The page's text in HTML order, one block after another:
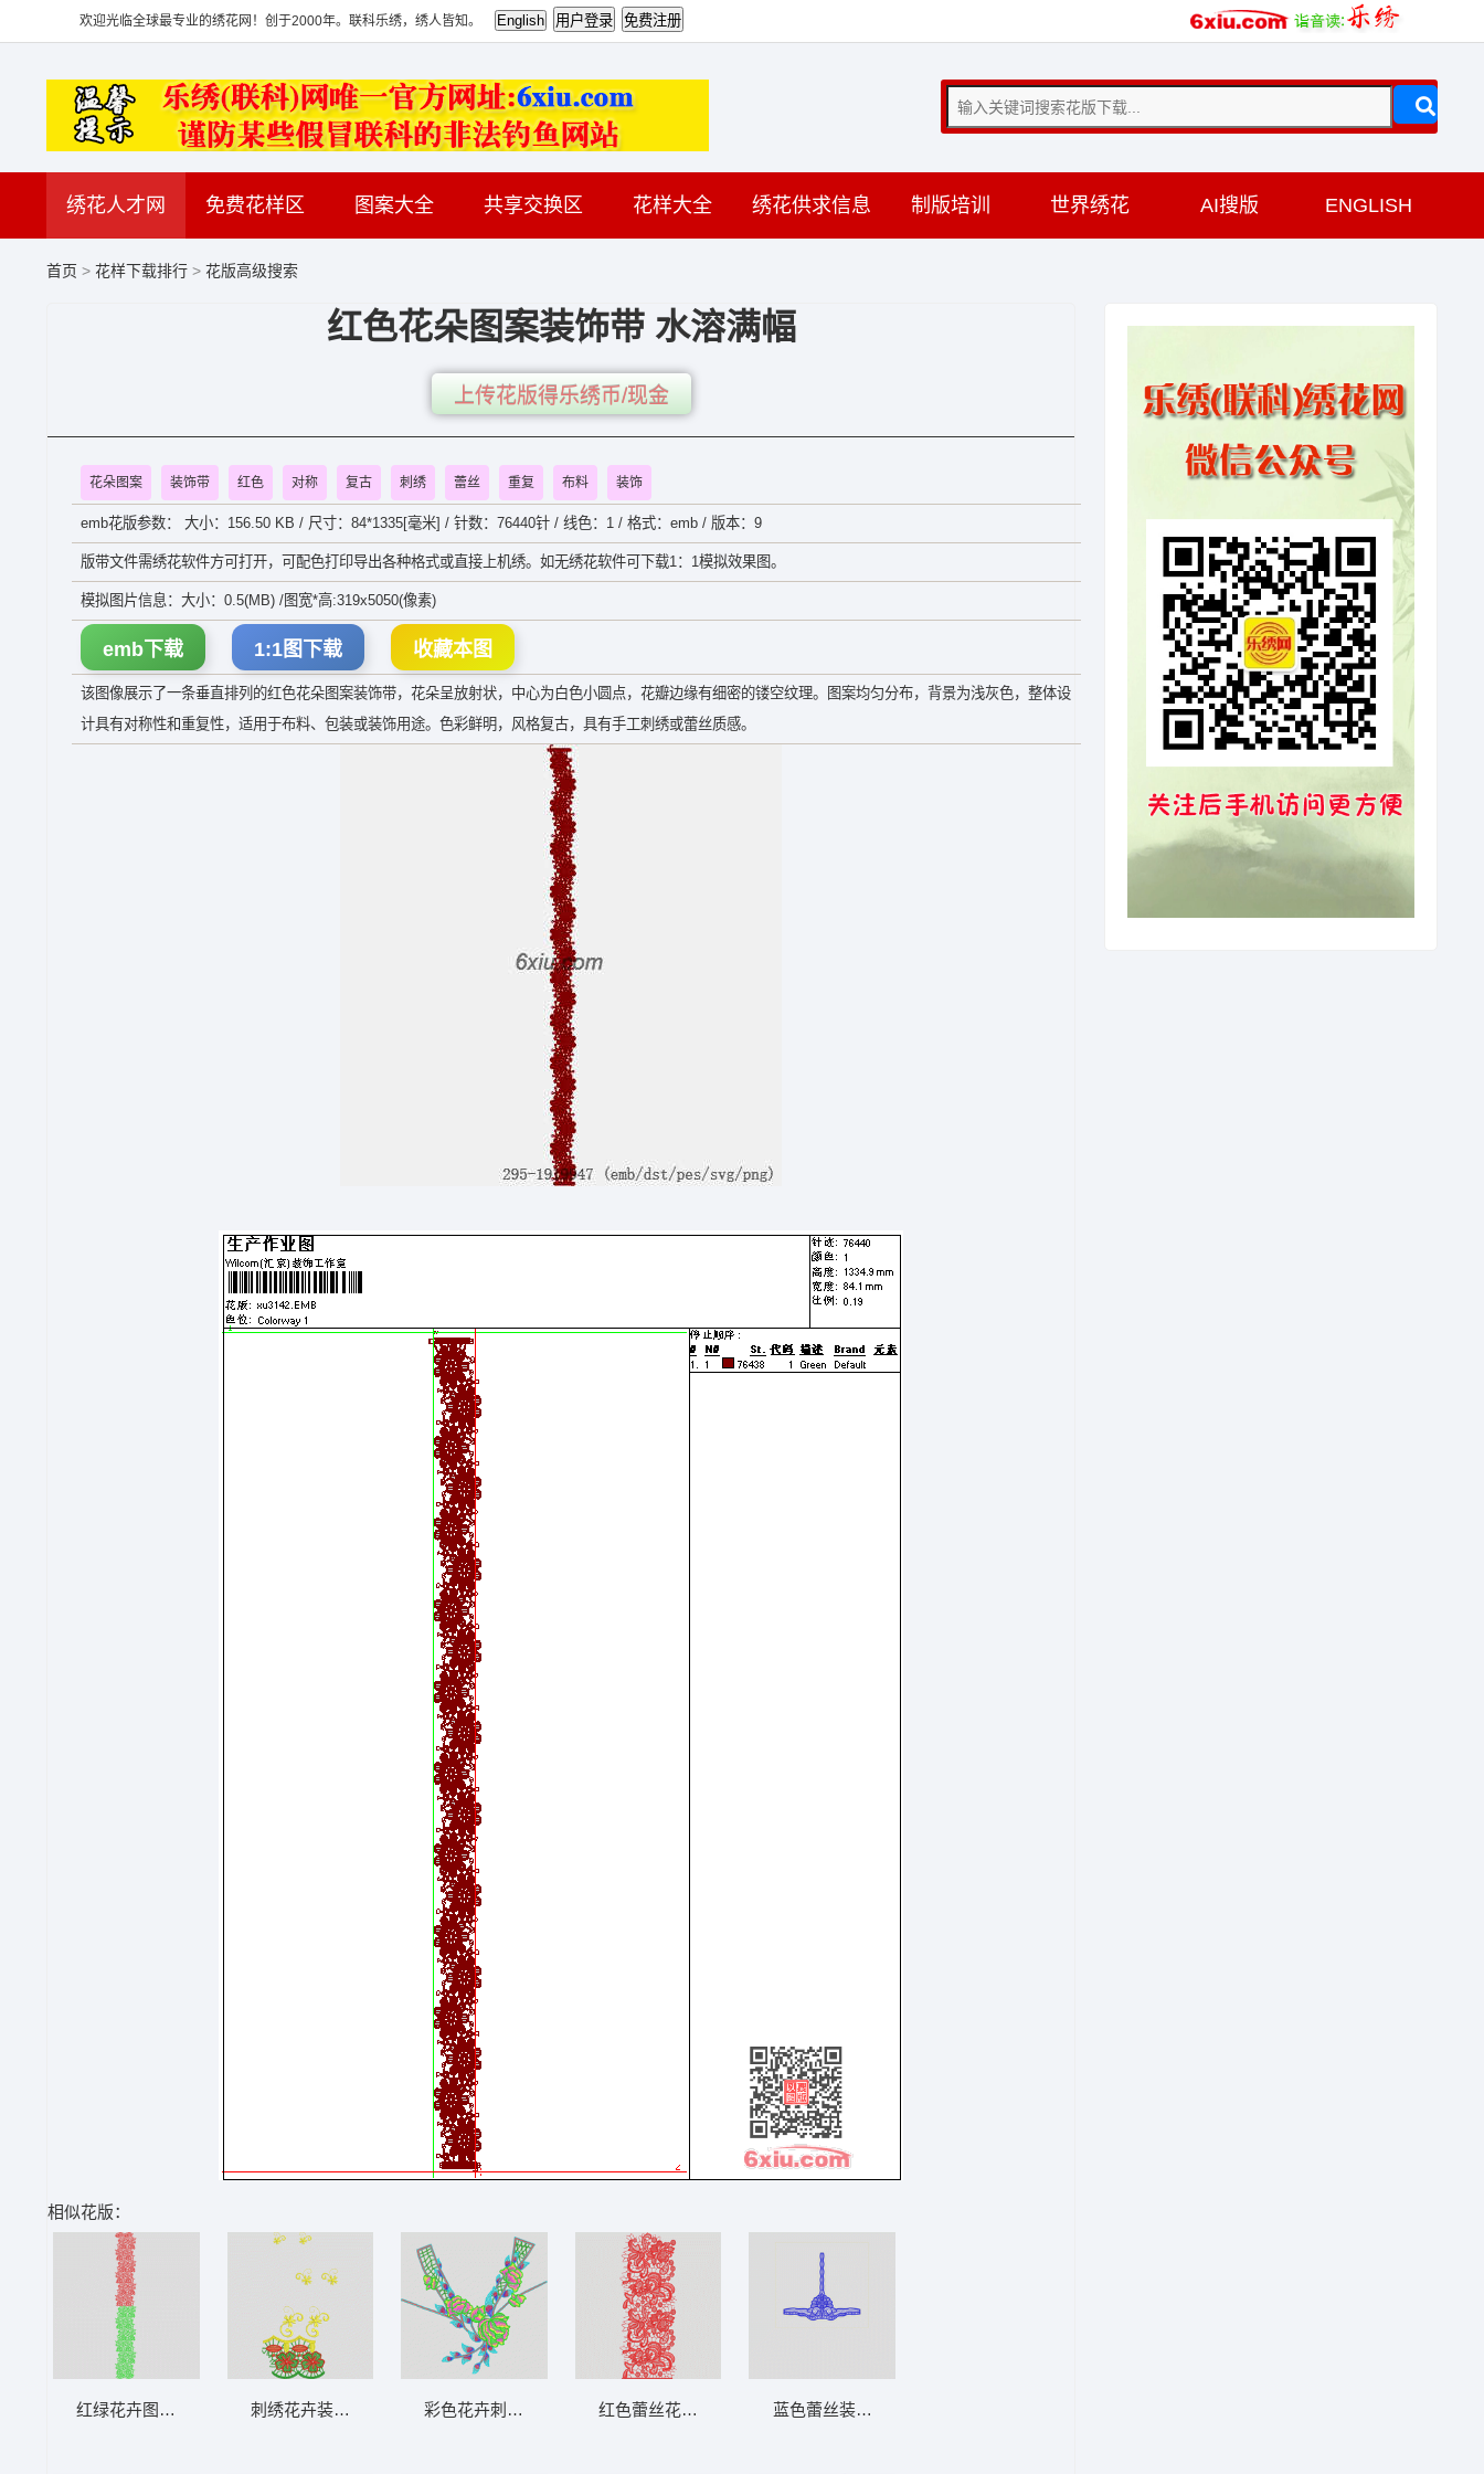
欢迎光临全球最专业的绣花网！创于2000年。联科乐绣，绣人皆知。
绣花人才网 免费花样区 图案大全 共享交换区 花样大全 绣花供求信息 制版培训 世界绣花 AI搜版 ENGLISH
首页 > 花样下载排行 > 花版高级搜索
红色花朵图案装饰带 水溶满幅
上传花版得乐绣币/现金
花朵图案 装饰带 红色 对称 复古 刺绣 蕾丝 重复 布料 装饰
emb花版参数： 大小：156.50 KB / 尺寸：84*1335[毫米] / 针数：76440针 / 线色：1 / 格式：emb / 版本：9
版带文件需绣花软件方可打开，可配色打印导出各种格式或直接上机绣。如无绣花软件可下载1：1模拟效果图。
模拟图片信息：大小：0.5(MB) /图宽*高:319x5050(像素)
emb下载 1:1图下载 收藏本图
该图像展示了一条垂直排列的红色花朵图案装饰带，花朵呈放射状，中心为白色小圆点，花瓣边缘有细密的镂空纹理。图案均匀分布，背景为浅灰色，整体设
计具有对称性和重复性，适用于布料、包装或装饰用途。色彩鲜明，风格复古，具有手工刺绣或蕾丝质感。
相似花版：
红绿花卉图案分层设计 水溶满幅刺绣花卉装饰图案 水溶满幅彩色花卉刺绣图案 多色水溶领红色蕾丝花边图案设计 水溶满幅蓝色蕾丝装饰图案 水溶馬夹